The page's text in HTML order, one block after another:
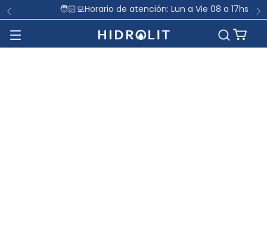
🧑🏻‍💻Horario de atención: Lun a Vie 08 a 17hs